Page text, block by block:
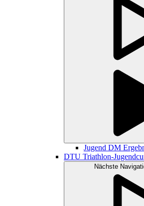
Jugend DM
DTU Triathlon-
Nächste